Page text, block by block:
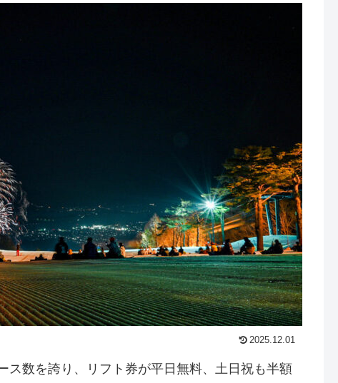
2025.12.01
ス数を誇り、リフト券が平日無料、土日祝も半額